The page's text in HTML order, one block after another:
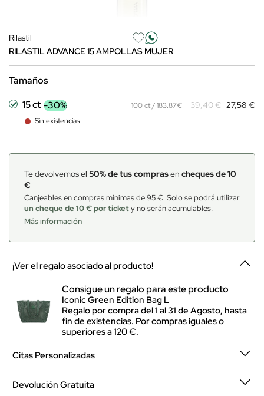
Rilastil
RILASTIL ADVANCE 15 AMPOLLAS MUJER
Tamaños
15 ct -30%
Sin existencias
100 ct / 183.87€ 39,40 € 27,58 €
Te devolvemos el 50% de tus comprasen cheques de 10
€
Canjeables en compras mínimas de 95 €. Solo se podrá utilizar
un cheque de 10 € por tickety no serán acumulables.
Más información
¡Ver el regalo asociado al producto!
Consigue un regalo para este producto
Iconic Green Edition Bag L
Regalo por compra del 1 al 31 de Agosto, hasta
fin de existencias. Por compras iguales o
superiores a 120 €.
Citas Personalizadas
Devolución Gratuita